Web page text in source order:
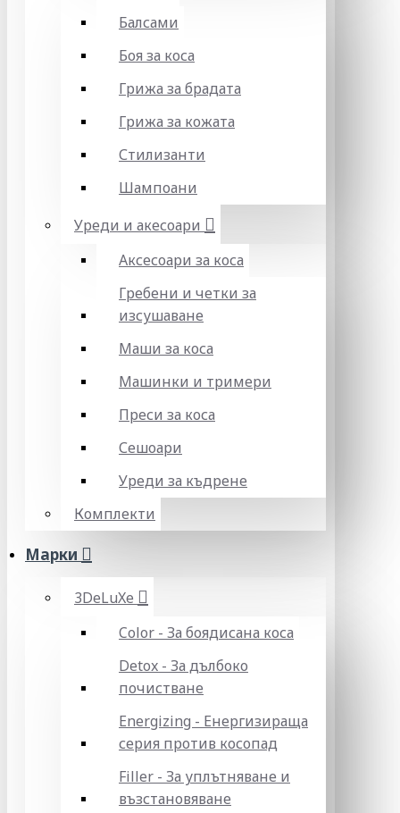
Балсами
Боя за коса
Грижа за брадата
Грижа за кожата
Стилизанти
Шампоани
Уреди и акесоари
Аксесоари за коса
Гребени и четки за
изсушаване
Маши за коса
Машинки и тримери
Преси за коса
Сешоари
Уреди за къдрене
Комплекти
Марки
3DeLuXe
Color - За боядисана коса
Detox - За дълбоко
почистване
Energizing - Енергизираща
серия против косопад
Filler - За уплътняване и
възстановяване